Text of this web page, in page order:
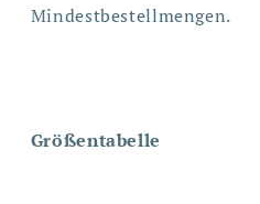
Mindestbestellmengen.
Größentabelle